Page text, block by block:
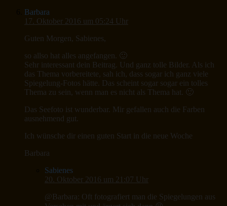
Barbara
17. Oktober 2016 um 05:24 Uhr
Guten Morgen, Sabienes,
so allso hat alles angefangen. 🙂
Sehr interessant dein Beitrag. Und ganz tolle Bilder. Als ich
das Thema vorbereitete, sah ich, dass sogar ich ganz viele
Spiegelung-Fotos hätte. Das scheint sogar sogar ein tolles
Thema zu sein, wenn man es nicht als Thema hat. 🙂
Das Seefoto ist wunderbar. Mir gefallen auch die Farben
ausnehmend gut.
Ich wünsche dir einen guten Start in die neue Woche
Barbara
Sabienes
20. Oktober 2016 um 21:07 Uhr
@Barbara: Oft fotografiert man die Spiegelungen aus